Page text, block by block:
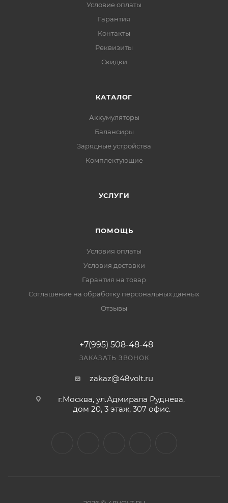
Условие оплаты
Гарантия
Контакты
Реквизиты
Скидки
КАТАЛОГ
Аккумуляторы
Балансиры
Зарядные устройства
Комплектующие
УСЛУГИ
ПОМОЩЬ
Условия оплаты
Условия доставки
Гарантия на товар
Соглашение на обработку персональных данных
Отзывы
+7(995) 508-48-48
ЗАКАЗАТЬ ЗВОНОК
zakaz@48volt.ru
г.Москва, ул.Адмирала Руднева,
дом 20, 3 этаж, 307 офис.